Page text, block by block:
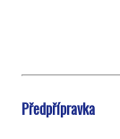
Předpřípravka